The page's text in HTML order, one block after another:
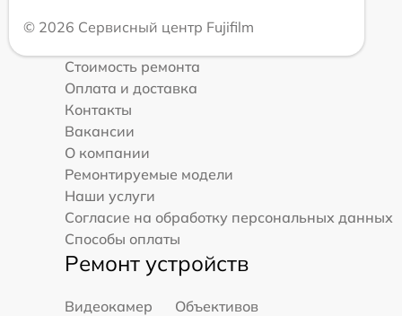
© 2026 Сервисный центр Fujifilm
Стоимость ремонта
Оплата и доставка
Контакты
Вакансии
О компании
Ремонтируемые модели
Наши услуги
Согласие на обработку персональных данных
Способы оплаты
Ремонт устройств
Видеокамер
Объективов